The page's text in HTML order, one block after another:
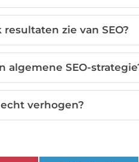
zie van SEO?
algemene SEO-
verhogen?